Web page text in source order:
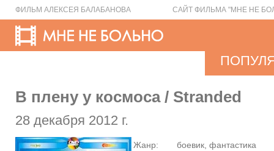
ФИЛЬМ АЛЕКСЕЯ БАЛАБАНОВА САЙТ ФИЛЬМА "МНЕ НЕ
В плену у космоса / Stranded
28 декабря 2012 г.
Жанр:
боевик, фантастика